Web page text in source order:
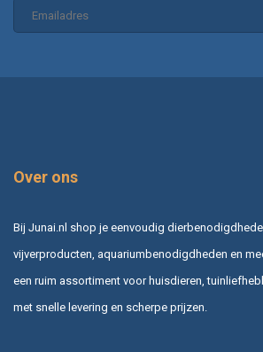
Over ons
Bij Junai.nl shop je eenvoudig
vijverproducten, aquariumbenodigdheden en
een ruim assortiment voor huisdieren,
met snelle levering en scherpe prijzen.